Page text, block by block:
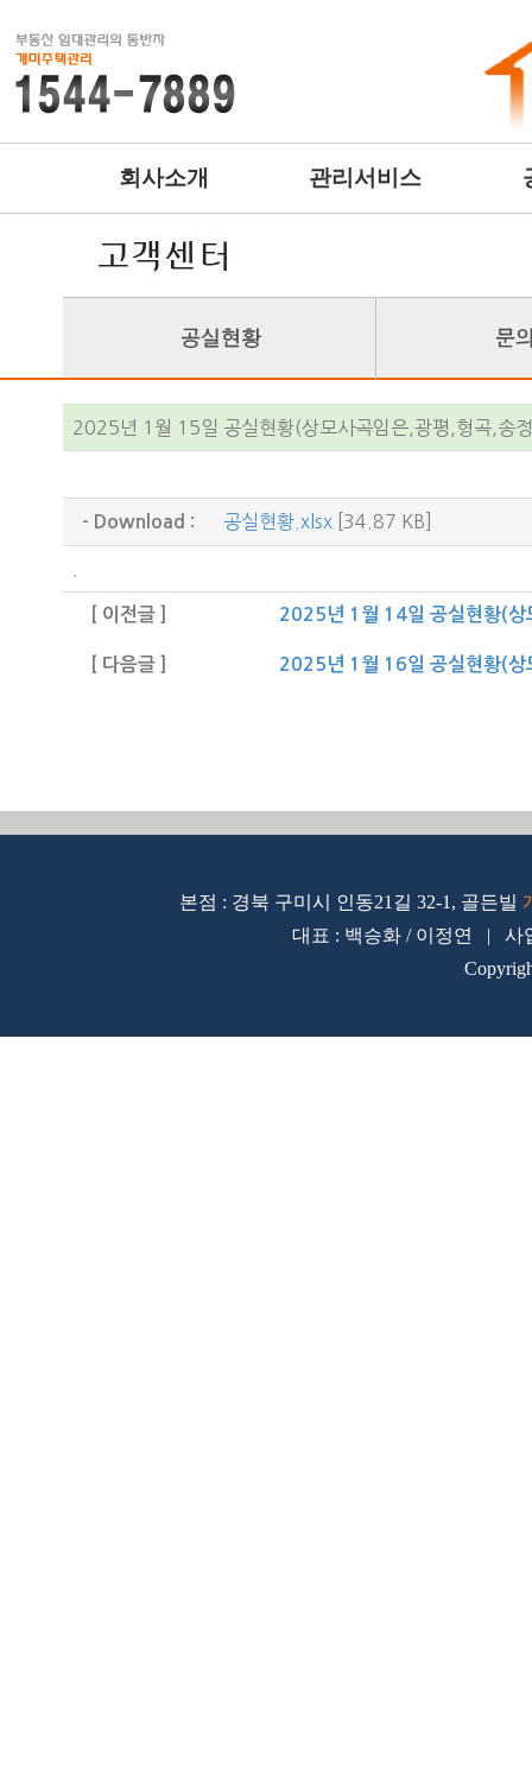
회사소개 관리서비스
2025년 1월 15일 공실현황(상모사곡임은,광평,형곡,송
- Download : 공실현황.xlsx [34.87 KB]
[ 이전글 ] 2025년 1월 14일 공실현황(상
[ 다음글 ] 2025년 1월 16일 공실현황(상
본점 : 경북 구미시 인동21길 32-1, 골든빌
대표 : 백승화 / 이정연 | 사